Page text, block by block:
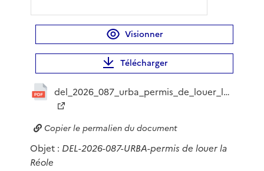
Visionner
Télécharger
del_2026_087_urba_permis_de_louer_la_reole_tampon_20260717163603697381.pdf
Copier le permalien du document
Objet : DEL-2026-087-URBA-permis de louer la
Réole